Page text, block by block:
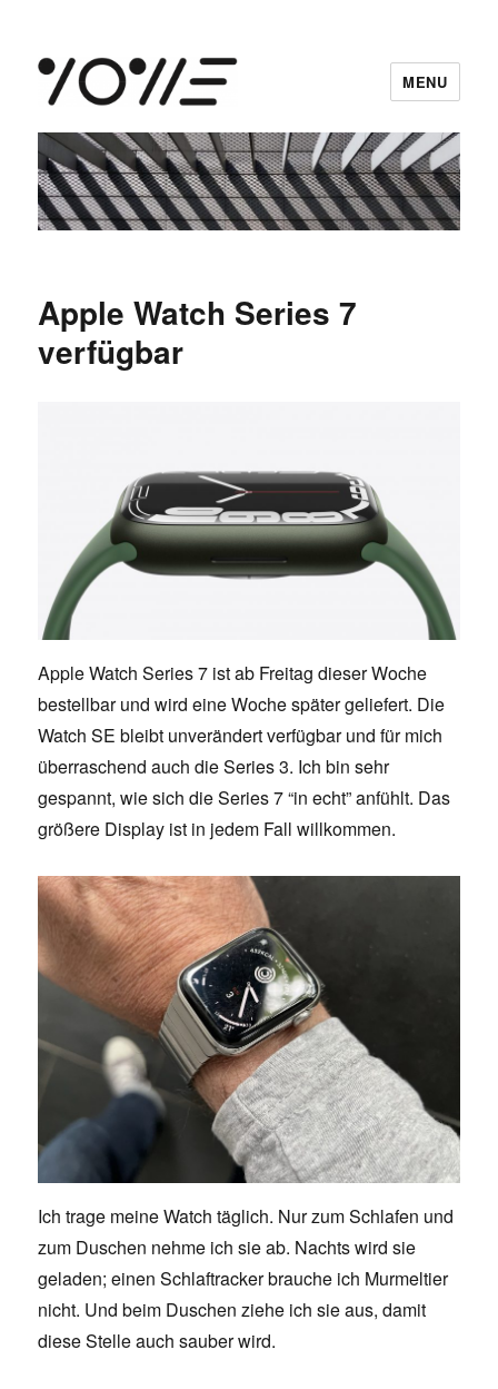
vowe dot net
MENU
Apple Watch Series 7
verfügbar
Apple Watch Series 7 ist ab Freitag dieser Woche
bestellbar und wird eine Woche später geliefert. Die
Watch SE bleibt unverändert verfügbar und für mich
überraschend auch die Series 3. Ich bin sehr
gespannt, wie sich die Series 7 “in echt” anfühlt. Das
größere Display ist in jedem Fall willkommen.
Ich trage meine Watch täglich. Nur zum Schlafen und
zum Duschen nehme ich sie ab. Nachts wird sie
geladen; einen Schlaftracker brauche ich Murmeltier
nicht. Und beim Duschen ziehe ich sie aus, damit
diese Stelle auch sauber wird.